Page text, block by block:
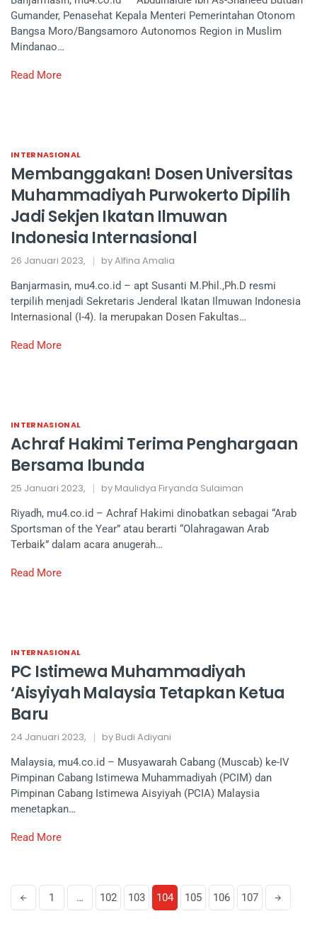
Gumander, Penasehat Kepala Menteri Pemerintahan Otonom
Bangsa Moro/Bangsamoro Autonomos Region in Muslim
Mindanao…
Read More
INTERNASIONAL
Membanggakan! Dosen Universitas
Muhammadiyah Purwokerto Dipilih
Jadi Sekjen Ikatan Ilmuwan
Indonesia Internasional
26 Januari 2023, by Alfina Amalia
Banjarmasin, mu4.co.id – apt Susanti M.Phil.,Ph.D resmi
terpilih menjadi Sekretaris Jenderal Ikatan Ilmuwan Indonesia
Internasional (I-4). Ia merupakan Dosen Fakultas…
Read More
INTERNASIONAL
Achraf Hakimi Terima Penghargaan
Bersama Ibunda
25 Januari 2023, by Maulidya Firyanda Sulaiman
Riyadh, mu4.co.id – Achraf Hakimi dinobatkan sebagai “Arab
Sportsman of the Year” atau berarti “Olahragawan Arab
Terbaik” dalam acara anugerah…
Read More
INTERNASIONAL
PC Istimewa Muhammadiyah
‘Aisyiyah Malaysia Tetapkan Ketua
Baru
24 Januari 2023, by Budi Adiyani
Malaysia, mu4.co.id – Musyawarah Cabang (Muscab) ke-IV
Pimpinan Cabang Istimewa Muhammadiyah (PCIM) dan
Pimpinan Cabang Istimewa Aisyiyah (PCIA) Malaysia
menetapkan…
Read More
1 … 102 103 104 105 106 107